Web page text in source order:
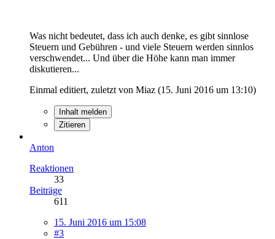
Was nicht bedeutet, dass ich auch denke, es gibt sinnlose
Steuern und Gebühren - und viele Steuern werden sinnlos
verschwendet... Und über die Höhe kann man immer
diskutieren...
Einmal editiert, zuletzt von Miaz (15. Juni 2016 um 13:10)
Inhalt melden
Zitieren
Anton
Reaktionen
33
Beiträge
611
15. Juni 2016 um 15:08
#3